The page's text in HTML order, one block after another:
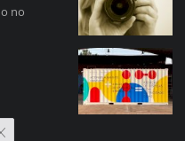
no